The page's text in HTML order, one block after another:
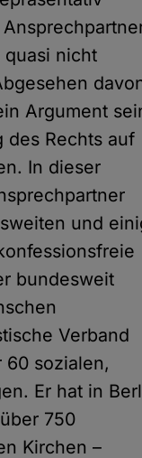
quasi nicht
Argument
des Rechts auf
In dieser
und
bundesweit
Verband
60 sozialen,
Er hat in
750
Kirchen –